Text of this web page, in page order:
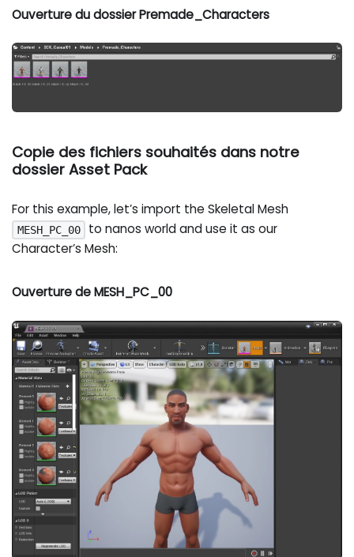
Ouverture du dossier Premade_Characters
Copie des fichiers souhaités dans notre
dossier Asset Pack
For this example, let’s import the Skeletal Mesh
MESH_PC_00
to nanos world and use it as our
Character’s Mesh:
Ouverture de MESH_PC_00